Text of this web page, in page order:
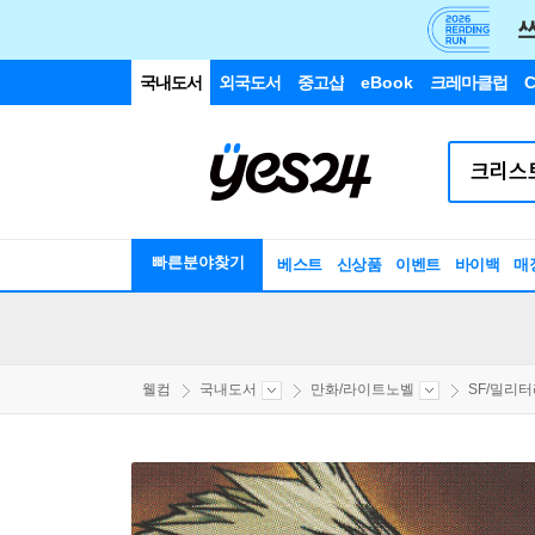
국내도서 외국도서 중고샵 eBook 크레마클럽
빠른분야찾기 베스트 신상품 이벤트 바이백 매
웰컴 국내도서 만화/라이트노벨 SF/밀리